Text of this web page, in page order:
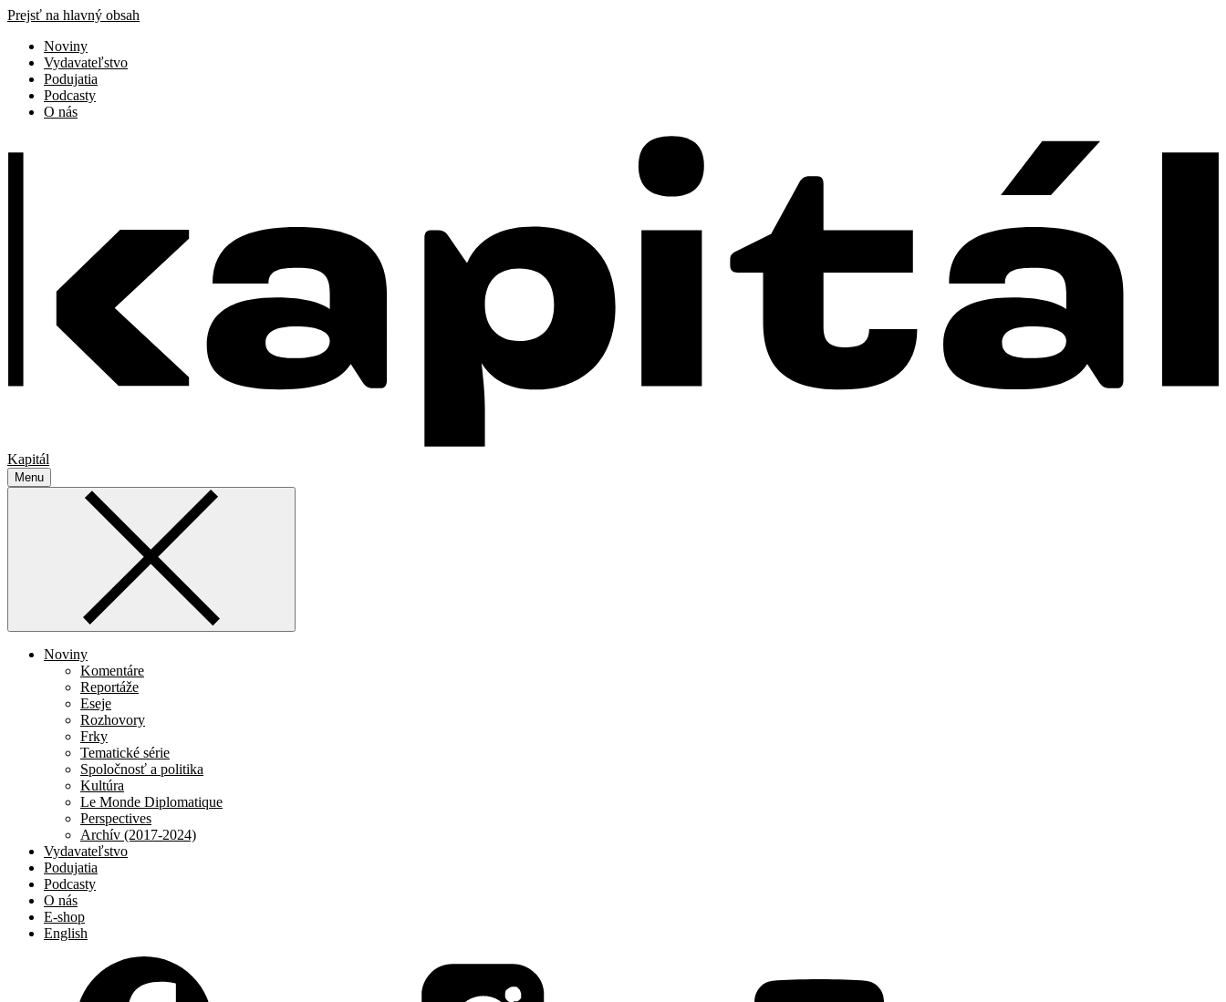
Prejsť na hlavný obsah
Noviny
Vydavateľstvo
Podujatia
Podcasty
O nás
Kapitál
Menu
Noviny
Komentáre
Reportáže
Eseje
Rozhovory
Frky
Tematické série
Spoločnosť a politika
Kultúra
Le Monde Diplomatique
Perspectives
Archív (2017-2024)
Vydavateľstvo
Podujatia
Podcasty
O nás
E-shop
English